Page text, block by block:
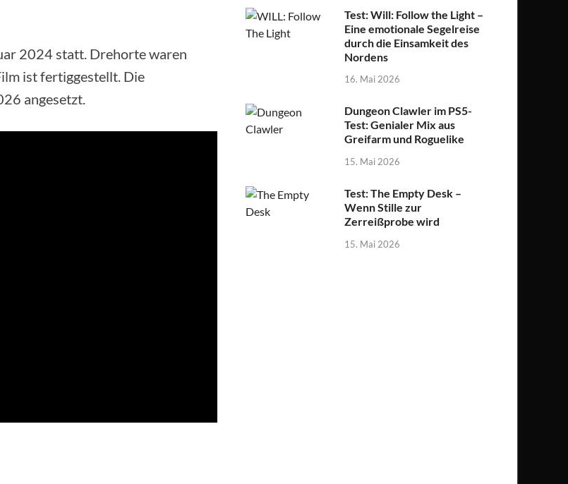
2024 statt. Drehorte waren
ist fertiggestellt. Die
angesetzt.
Test: Will: Follow the Light –
Eine emotionale Segelreise
durch die Einsamkeit des
Nordens
16. Mai 2026
Dungeon Clawler im PS5-
Test: Genialer Mix aus
Greifarm und Roguelike
15. Mai 2026
Test: The Empty Desk –
Wenn Stille zur
Zerreißprobe wird
15. Mai 2026